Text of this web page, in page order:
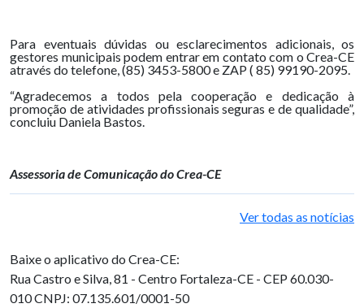
Para eventuais dúvidas ou esclarecimentos adicionais, os
gestores municipais podem entrar em contato com o Crea-CE
através do telefone, (85) 3453-5800 e ZAP ( 85) 99190-2095.
“Agradecemos a todos pela cooperação e dedicação à
promoção de atividades profissionais seguras e de qualidade”,
concluiu Daniela Bastos.
Assessoria de Comunicação do Crea-CE
Ver todas as notícias
Baixe o aplicativo do Crea-CE:
Rua Castro e Silva, 81 - Centro Fortaleza-CE - CEP 60.030-
010CNPJ: 07.135.601/0001-50